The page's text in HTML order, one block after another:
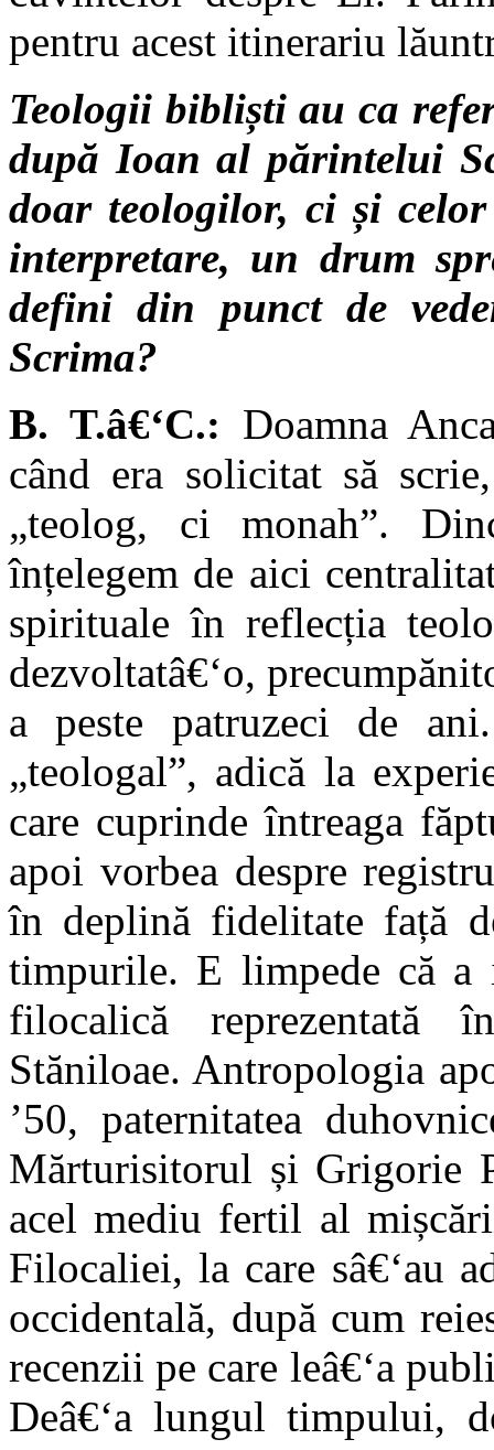
pentru acest itinerariu
Teologii bibliști au ca
după Ioan al părintelui
doar teologilor, ci și
interpretare, un drum
defini din punct de
Scrima?
B. T.â€‘C.: Doamna
când era solicitat să
„teolog, ci monah”.
înțelegem de aici
spirituale în reflecția
dezvoltatâ€‘o,
a peste patruzeci de
„teologal”, adică la
care cuprinde întreaga
apoi vorbea despre
în deplină fidelitate față
timpurile. E limpede că a
filocalică reprezentată
Stăniloae. Antropologia
’50, paternitatea
Mărturisitorul și Grigorie
acel mediu fertil al
Filocaliei, la care sâ€‘au
occidentală, după cum
recenzii pe care leâ€‘a
Deâ€‘a lungul timpului,